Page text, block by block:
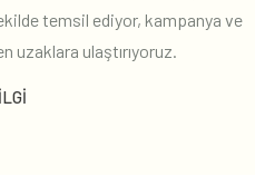
temsil ediyor, kampanya ve
uzaklara ulaştırıyoruz.